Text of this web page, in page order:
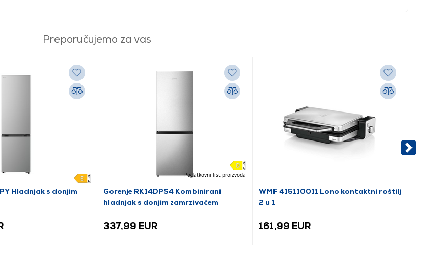
Preporučujemo za vas
Hladnjak s donjim
Podatkovni list proizvoda
Gorenje RK14DPS4 Kombinirani
hladnjak s donjim zamrzivačem
337,99 EUR
WMF 415110011 Lono kontaktni roštilj
2 u 1
161,99 EUR